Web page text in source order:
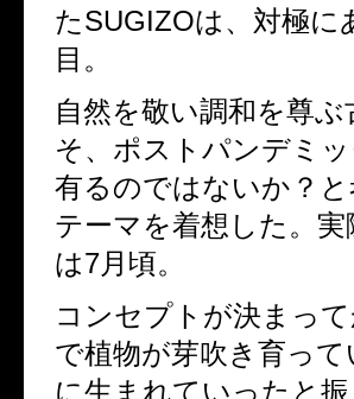
たSUGIZOは、対極に
目。
自然を敬い調和を尊
そ、ポストパンデミ
有るのではないか？
テーマを着想した。
は7月頃。
コンセプトが決まっ
で植物が芽吹き育っ
に生まれていったと振